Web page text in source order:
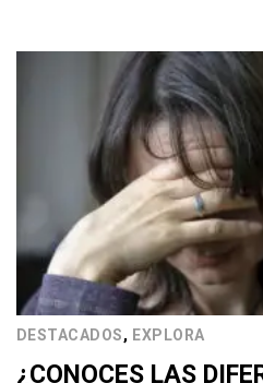
DESTACADOS, EXPLORA
¿CONOCES LAS